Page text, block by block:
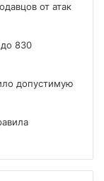
от атак
830
допустимую